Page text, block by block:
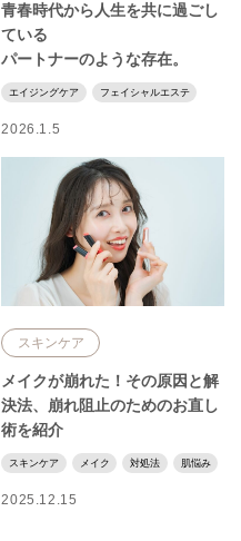
青春時代から人生を共に過ごし
ている
パートナーのような存在。
エイジングケア フェイシャルエステ
2026.1.5
スキンケア
メイクが崩れた！その原因と解
決法、崩れ阻止のためのお直し
術を紹介
スキンケア メイク 対処法 肌悩み
2025.12.15